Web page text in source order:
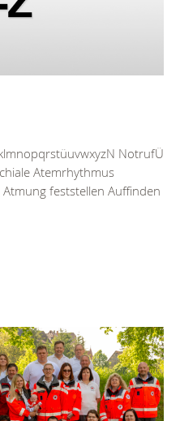
NotrufÜ
Atemrhythmus
feststellen Auffinden